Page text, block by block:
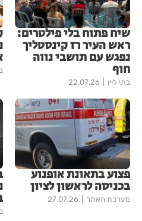
שיח פתוח בלי פילטרים:
ראש העיר רז קינסטליך
נפגש עם תושבי נווה
חוף
בתי לוין 22.07.26
פצוע בתאונת אופנוע
בכניסה לראשון לציון
מערכת האתר 27.07.26